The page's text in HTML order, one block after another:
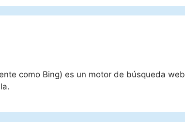
como Bing) es un motor de búsqueda web